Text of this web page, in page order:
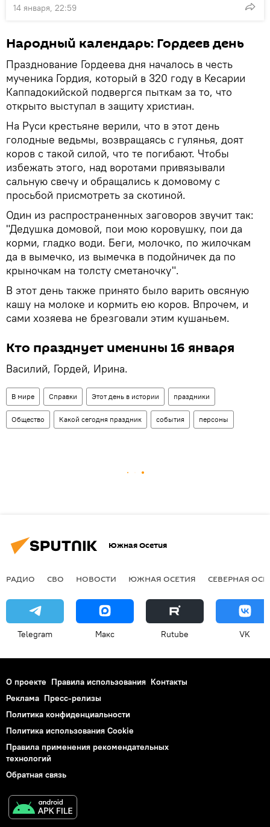
14 января, 22:59
Народный календарь: Гордеев день
Празднование Гордеева дня началось в честь
мученика Гордия, который в 320 году в Кесарии
Каппадокийской подвергся пыткам за то, что
открыто выступал в защиту христиан.
На Руси крестьяне верили, что в этот день
голодные ведьмы, возвращаясь с гулянья, доят
коров с такой силой, что те погибают. Чтобы
избежать этого, над воротами привязывали
сальную свечу и обращались к домовому с
просьбой присмотреть за скотиной.
Один из распространенных заговоров звучит так:
"Дедушка домовой, пои мою коровушку, пои да
корми, гладко води. Беги, молочко, по жилочкам
да в вымечко, из вымечка в подойничек да по
крыночкам на толсту сметаночку".
В этот день также принято было варить овсяную
кашу на молоке и кормить ею коров. Впрочем, и
сами хозяева не брезговали этим кушаньем.
Кто празднует именины 16 января
Василий, Гордей, Ирина.
В мире Справки Этот день в истории праздники
Общество Какой сегодня праздник события персоны
Южная Осетия
РАДИО СВО НОВОСТИ ЮЖНАЯ ОСЕТИЯ СЕВЕРНАЯ
Telegram Макс Rutube VK
О проекте Правила использования Контакты
Реклама Пресс-релизы
Политика конфиденциальности
Политика использования Cookie
Правила применения рекомендательных
технологий
Обратная связь